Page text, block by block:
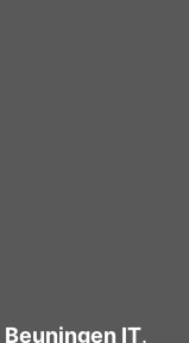
Beuningen IT.